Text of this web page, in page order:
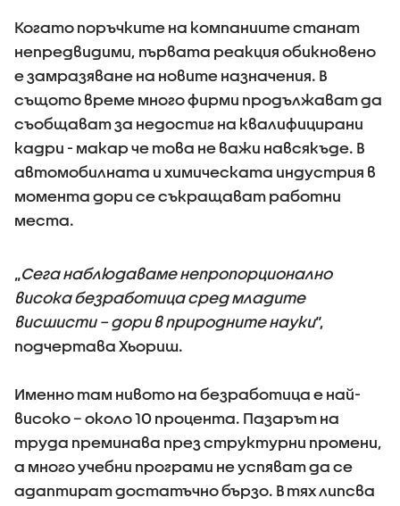
Когато поръчките на компаниите станат
непредвидими, първата реакция обикновено
е замразяване на новите назначения. В
същото време много фирми продължават да
съобщават за недостиг на квалифицирани
кадри - макар че това не важи навсякъде. В
автомобилната и химическата индустрия в
момента дори се съкращават работни
места.
„Сега наблюдаваме непропорционално
висока безработица сред младите
висшисти – дори в природните науки“,
подчертава Хьориш.
Именно там нивото на безработица е най-
високо – около 10 процента. Пазарът на
труда преминава през структурни промени,
а много учебни програми не успяват да се
адаптират достатъчно бързо. В тях липсва